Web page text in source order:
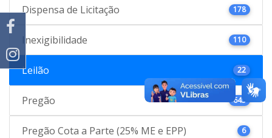
Dispensa de Licitação 178
Inexigibilidade 110
Leilão 22
Pregão 645
Pregão Cota a Parte (25% ME e EPP) 6